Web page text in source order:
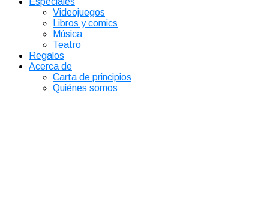
Videojuegos
Libros y comics
Música
Teatro
Regalos
Acerca de
Carta de principios
Quiénes somos